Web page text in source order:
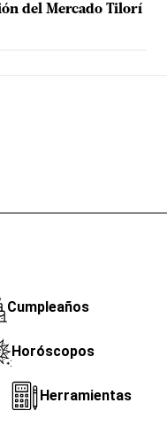
del Mercado Tilorí
Cumpleaños
Horóscopos
Herramientas